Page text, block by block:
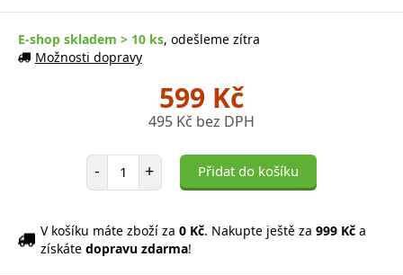
E-shop skladem > 10 ks, odešleme zítra
Možnosti dopravy
599 Kč
495 Kč bez DPH
- Počet položek
+ Přidat do košíku
V košíku máte zboží za 0 Kč. Nakupte ještě za 999 Kč a
získáte dopravu zdarma!